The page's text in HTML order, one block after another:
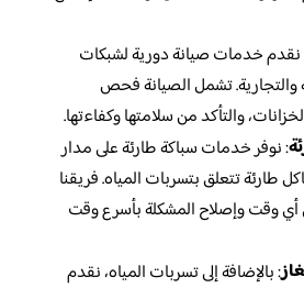
خدمات صيانة دورية لشبكات
والتجارية. تشمل الصيانة فحص
والتأكد من سلامتها وكفاءتها.
: نوفر خدمات سباكة طارئة على مدار
طارئة تتعلق بتسربات المياه. فريقنا
وقت وإصلاح المشكلة بأسرع وقت
: بالإضافة إلى تسربات المياه، نقدم